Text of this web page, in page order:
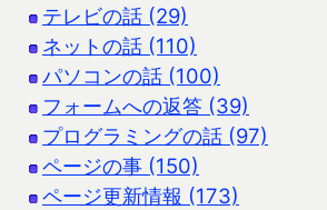
テレビの話 (29)
ネットの話 (110)
パソコンの話 (100)
フォームへの返答 (39)
プログラミングの話 (97)
ページの事 (150)
ページ更新情報 (173)